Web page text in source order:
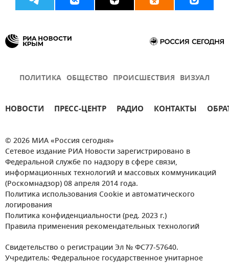
ПОЛИТИКА ОБЩЕСТВО ПРОИСШЕСТВИЯ ВИЗУАЛ
НОВОСТИ ПРЕСС-ЦЕНТР РАДИО КОНТАКТЫ
© 2026 МИА «Россия сегодня»
Сетевое издание РИА Новости зарегистрировано в
Федеральной службе по надзору в сфере связи,
информационных технологий и массовых коммуникаций
(Роскомнадзор) 08 апреля 2014 года.
Политика использования Cookie и автоматического
логирования
Политика конфиденциальности (ред. 2023 г.)
Правила применения рекомендательных технологий
Свидетельство о регистрации Эл № ФС77-57640.
Учредитель: Федеральное государственное унитарное